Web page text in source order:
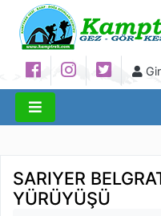
SARIYER
YÜRÜYÜŞÜ